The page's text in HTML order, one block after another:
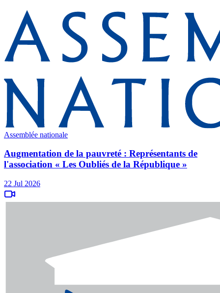
Assemblée nationale
Augmentation de la pauvreté : Représentants de
l'association « Les Oubliés de la République »
22 Jul 2026